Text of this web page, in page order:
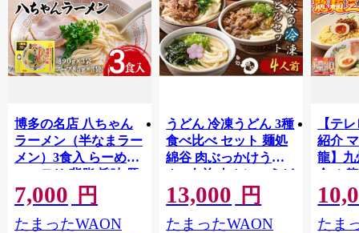
博多の名店 八ちゃん
ラーメン（半なまラー
メン）3食入 らーめん
コッテリ 背脂 旨味 豚
骨 とんこつラーメン
トンコツ 半なま麺 博
多ラーメン 豚骨スー
7,000 円
たまったWAON
うどん 冷凍うどん 3種
食べ比べ セット 麺処
綿谷 肉ぶっかけうど
ん 4人前 肉カレーうど
ん かけうどん 詰め合
わせ 讃岐うどん 肉う
どん カレーうどん 麺
13,000 円
たまったWAON
【テ
紹介
龍】九
合せ
本)※
麺三昧
ロン
たま